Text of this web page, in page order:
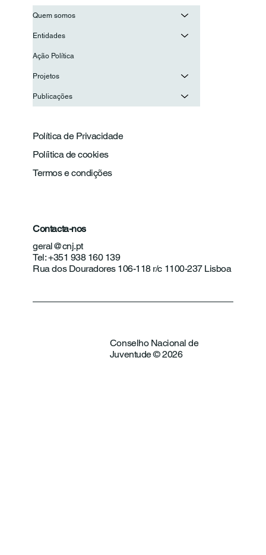
Quem somos
Entidades
Ação Política
Projetos
Publicações
Política de Privacidade
Termos e condições
Políitica de cookies
Contacta-nos
geral@cnj.pt
Tel: +351 938 160 139
Rua dos Douradores 106-118 r/c 1100-237 Lisboa
Conselho Nacional de
Juventude © 2026